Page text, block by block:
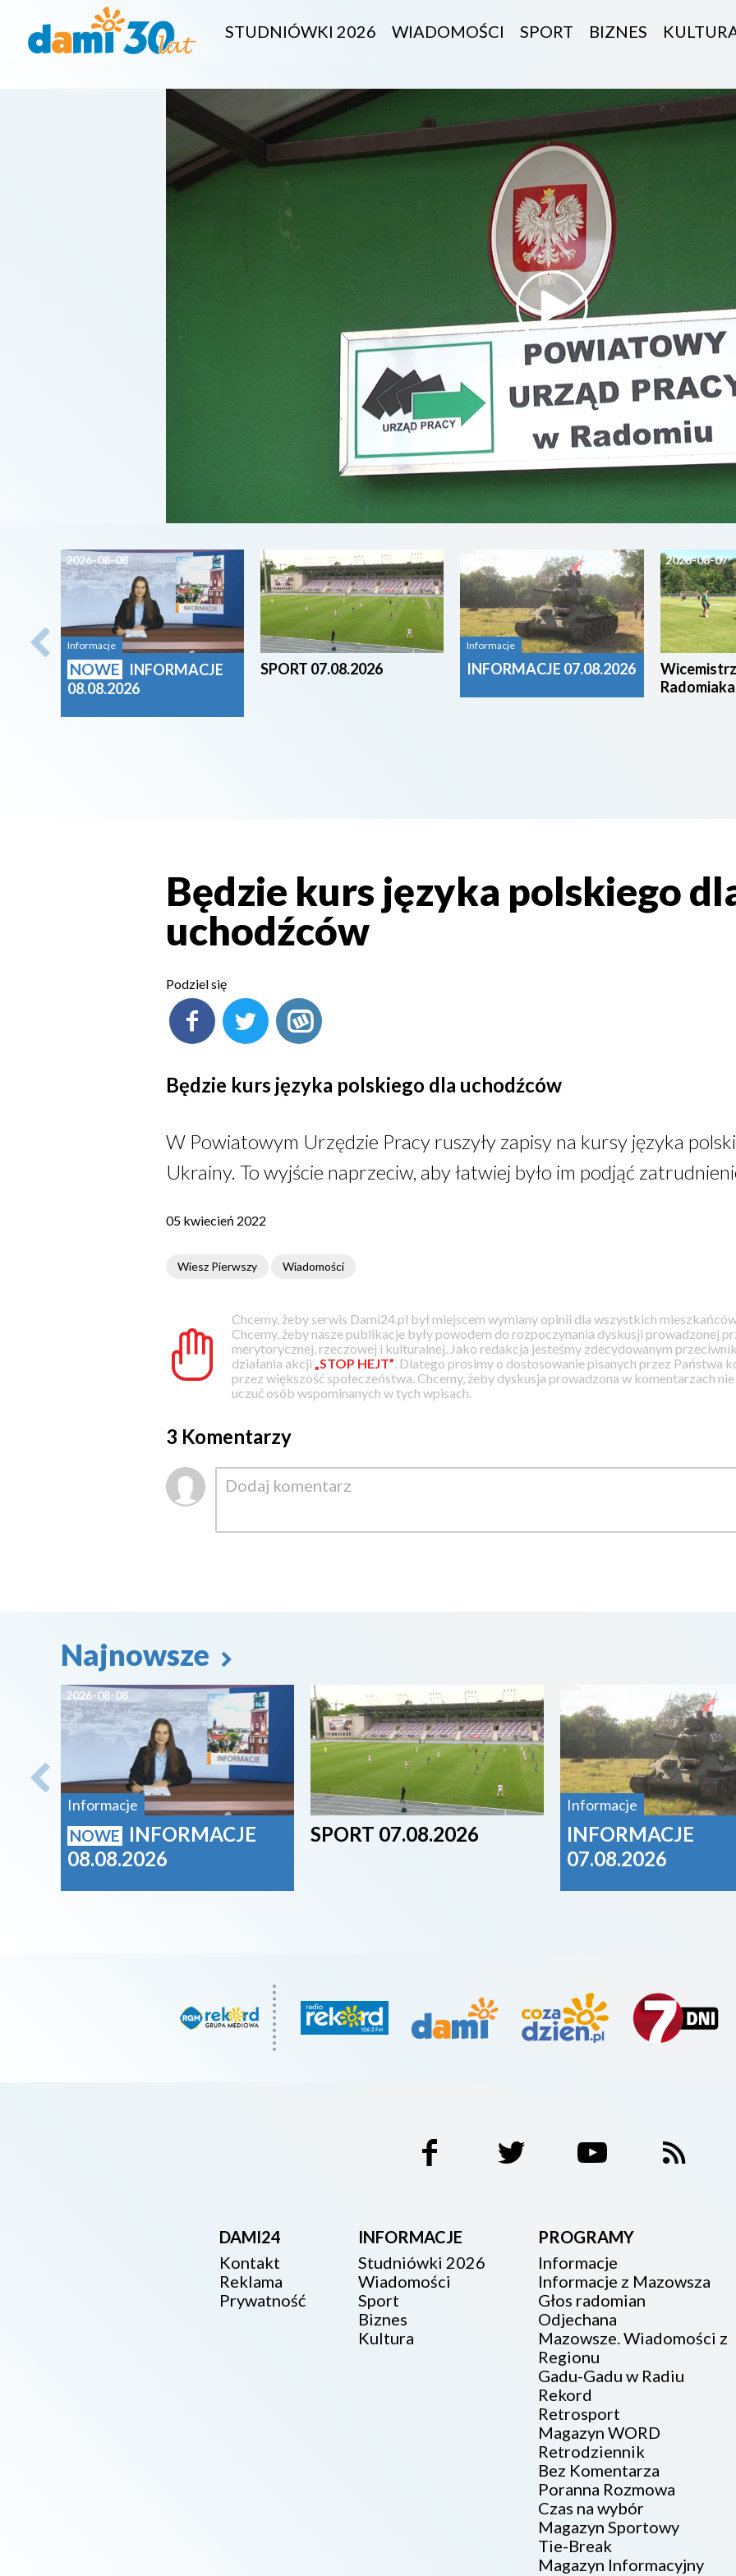
STUDNIÓWKI 2026 WIADOMOŚCI SPORT BIZNES
2026-08-08
Informacje
NOWE
INFORMACJE
08.08.2026
2026-08-07
SPORT 07.08.2026
Informacje
INFORMACJE 07.08.2026
2026-08-07
Radomiaka
Będzie kurs języka polskiego
uchodźców
Podziel się
Będzie kurs języka polskiego dla uchodźców
W Powiatowym Urzędzie Pracy ruszyły zapisy na kursy języka
Ukrainy. To wyjście naprzeciw, aby łatwiej było im podjąć
05 kwiecień 2022
Wiesz Pierwszy Wiadomości
Chcemy, żeby serwis Dami24.pl był miejscem wymiany opinii dla wszystkich
Chcemy, żeby nasze publikacje były powodem do rozpoczynania dyskusji prowadzonej
merytorycznej, rzeczowej i kulturalnej. Jako redakcja jesteśmy zdecydowanym
działania akcji „STOP HEJT” . Dlatego prosimy o dostosowanie pisanych przez Państwa
przez większość społeczeństwa. Chcemy, żeby dyskusja prowadzona w komentarzach
uczuć osób wspominanych w tych wpisach.
3 Komentarzy
Najnowsze
2026-08-08
Informacje
NOWE
INFORMACJE
08.08.2026
2026-08-07
SPORT 07.08.2026
Informacje
INFORMACJE
07.08.2026
DAMI24
Kontakt
Reklama
Prywatność
INFORMACJE
Studniówki 2026
Wiadomości
Sport
Biznes
Kultura
PROGRAMY
Informacje
Informacje z Mazowsza
Głos radomian
Odjechana
Mazowsze. Wiadomości z
Regionu
Gadu-Gadu w Radiu
Rekord
Retrosport
Magazyn WORD
Retrodziennik
Bez Komentarza
Poranna Rozmowa
Czas na wybór
Magazyn Sportowy
Tie-Break
Magazyn Informacyjny